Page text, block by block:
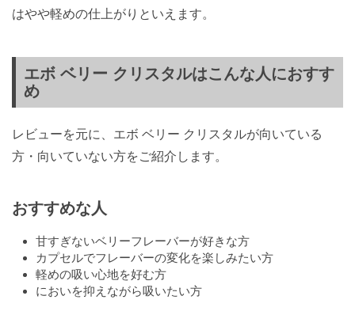
はやや軽めの仕上がりといえます。
エボ ベリー クリスタルはこんな人におすす
め
レビューを元に、エボ ベリー クリスタルが向いている
方・向いていない方をご紹介します。
おすすめな人
甘すぎないベリーフレーバーが好きな方
カプセルでフレーバーの変化を楽しみたい方
軽めの吸い心地を好む方
においを抑えながら吸いたい方